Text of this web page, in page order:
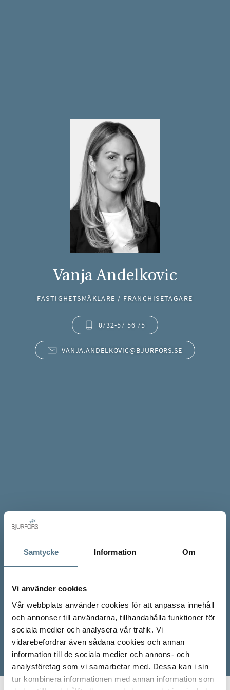
Samtycke Information Om
Vi använder cookies
Vår webbplats använder cookies för att anpassa innehåll
och annonser till användarna, tillhandahålla funktioner för
sociala medier och analysera vår trafik. Vi
vidarebefordrar även sådana cookies och annan
information till de sociala medier och annons- och
analysföretag som vi samarbetar med. Dessa kan i sin
tur kombinera informationen med annan information som
Vanja Andelkovic
FASTIGHETSMÄKLARE / FRANCHISETAGARE
0732-57 56 75
VANJA.ANDELKOVIC@BJURFORS.SE